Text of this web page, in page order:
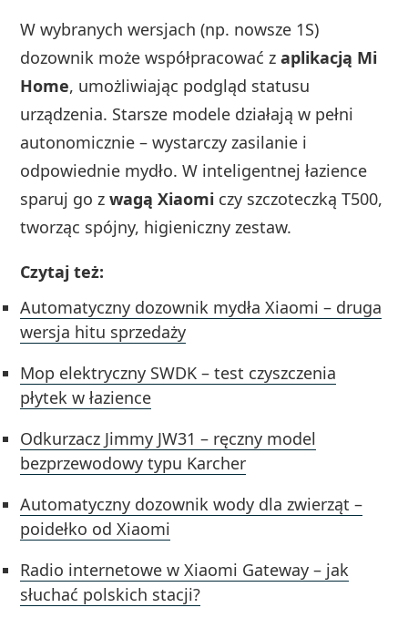
W wybranych wersjach (np. nowsze 1S)
dozownik może współpracować zaplikacją Mi
Home, umożliwiając podgląd statusu
urządzenia. Starsze modele działają w pełni
autonomicznie – wystarczy zasilanie i
odpowiednie mydło. W inteligentnej łazience
sparuj go zwagą Xiaomi czy szczoteczką T500,
tworząc spójny, higieniczny zestaw.
Czytaj też:
Automatyczny dozownik mydła Xiaomi – druga
wersja hitu sprzedaży
Mop elektryczny SWDK – test czyszczenia
płytek w łazience
Odkurzacz Jimmy JW31 – ręczny model
bezprzewodowy typu Karcher
Automatyczny dozownik wody dla zwierząt –
poidełko od Xiaomi
Radio internetowe w Xiaomi Gateway – jak
słuchać polskich stacji?